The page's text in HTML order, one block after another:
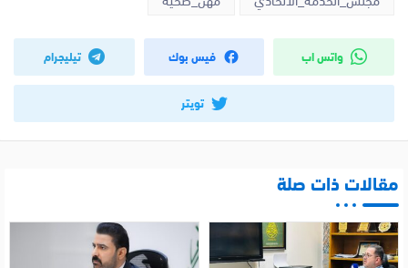
واتس اب فيس بوك تيليجرام
تويتر
مقالات ذات صلة